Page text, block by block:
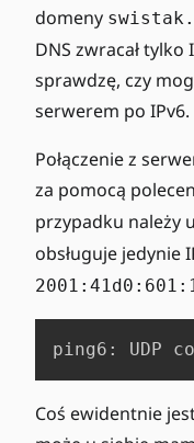
domeny
DNS zwracał tylko
sprawdzę, czy
serwerem po IPv6.
Połączenie z
za pomocą
przypadku należy
obsługuje jedynie
ping6: UDP
Coś ewidentnie